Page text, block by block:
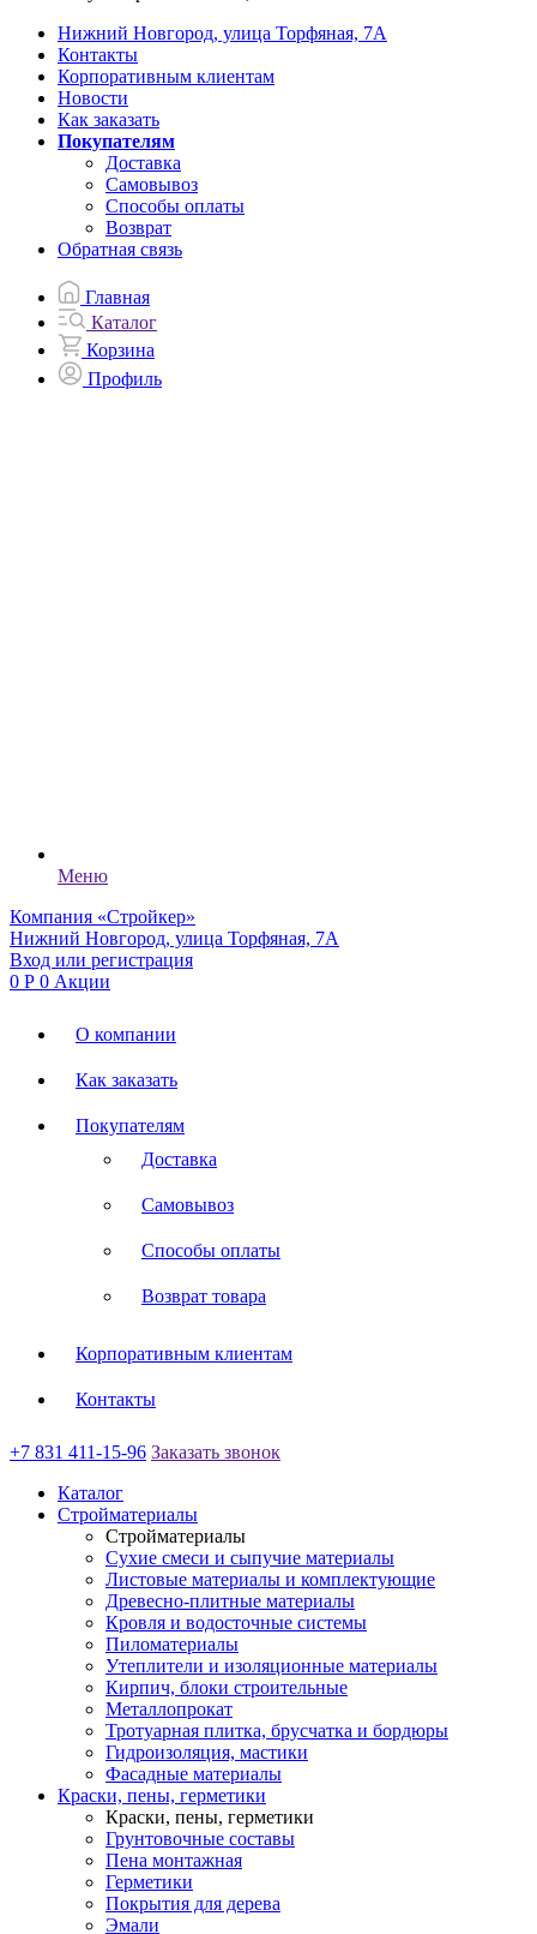
Нижний Новгород, улица Торфяная, 7А
Контакты
Корпоративным клиентам
Новости
Как заказать
Покупателям
Доставка
Самовывоз
Способы оплаты
Возврат
Обратная связь
Главная
Каталог
Корзина
Профиль
Меню
Компания «Стройкер»
Нижний Новгород, улица Торфяная, 7А
Вход или регистрация
0 Р 0 Акции
О компании
Как заказать
Покупателям
Доставка
Самовывоз
Способы оплаты
Возврат товара
Корпоративным клиентам
Контакты
+7 831 411-15-96 Заказать звонок
Каталог
Стройматериалы
Стройматериалы
Сухие смеси и сыпучие материалы
Листовые материалы и комплектующие
Древесно-плитные материалы
Кровля и водосточные системы
Пиломатериалы
Утеплители и изоляционные материалы
Кирпич, блоки строительные
Металлопрокат
Тротуарная плитка, брусчатка и бордюры
Гидроизоляция, мастики
Фасадные материалы
Краски, пены, герметики
Краски, пены, герметики
Грунтовочные составы
Пена монтажная
Герметики
Покрытия для дерева
Эмали